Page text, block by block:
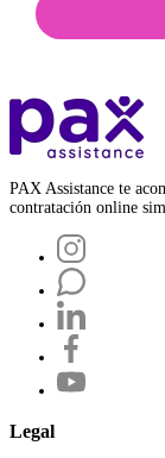
PAX Assistance te
contratación online
Legal